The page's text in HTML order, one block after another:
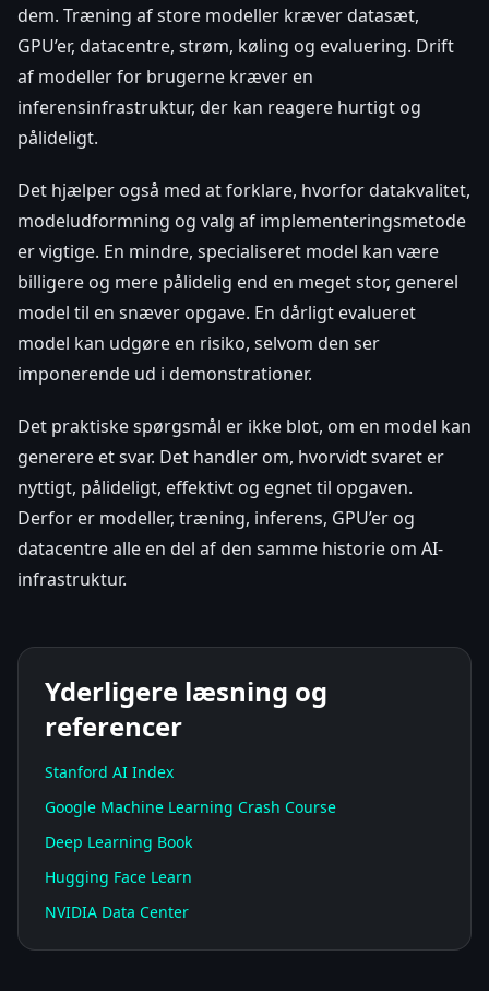
dem. Træning af store modeller kræver datasæt,
GPU’er, datacentre, strøm, køling og evaluering. Drift
af modeller for brugerne kræver en
inferensinfrastruktur, der kan reagere hurtigt og
pålideligt.
Det hjælper også med at forklare, hvorfor datakvalitet,
modeludformning og valg af implementeringsmetode
er vigtige. En mindre, specialiseret model kan være
billigere og mere pålidelig end en meget stor, generel
model til en snæver opgave. En dårligt evalueret
model kan udgøre en risiko, selvom den ser
imponerende ud i demonstrationer.
Det praktiske spørgsmål er ikke blot, om en model kan
generere et svar. Det handler om, hvorvidt svaret er
nyttigt, pålideligt, effektivt og egnet til opgaven.
Derfor er modeller, træning, inferens, GPU’er og
datacentre alle en del af den samme historie om AI-
infrastruktur.
Yderligere læsning og
referencer
Stanford AI Index
Google Machine Learning Crash Course
Deep Learning Book
Hugging Face Learn
NVIDIA Data Center